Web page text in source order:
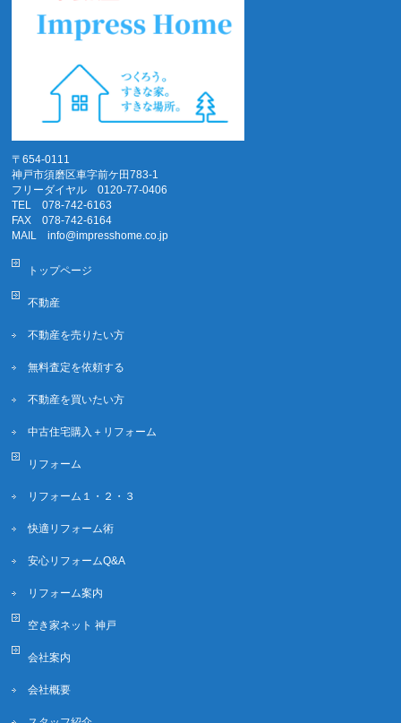
〒654-0111
神戸市須磨区車字前ケ田783-1
フリーダイヤル 0120-77-0406
TEL 078-742-6163
FAX 078-742-6164
MAIL info@impresshome.co.jp
トップページ
不動産
不動産を売りたい方
無料査定を依頼する
不動産を買いたい方
中古住宅購入＋リフォーム
リフォーム
リフォーム１・２・３
快適リフォーム術
安心リフォームQ&A
リフォーム案内
空き家ネット 神戸
会社案内
会社概要